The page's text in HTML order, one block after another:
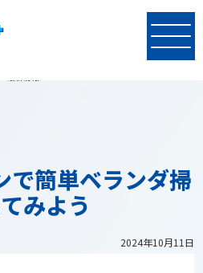
で簡単ベランダ掃
みよう
2024年10月11日